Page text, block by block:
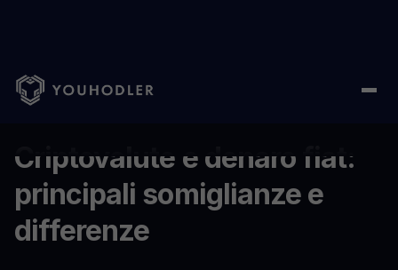
Home Education/Criptovalute e denaro fiat: principali
Criptovalute e denaro fiat:
principali somiglianze e
differenze